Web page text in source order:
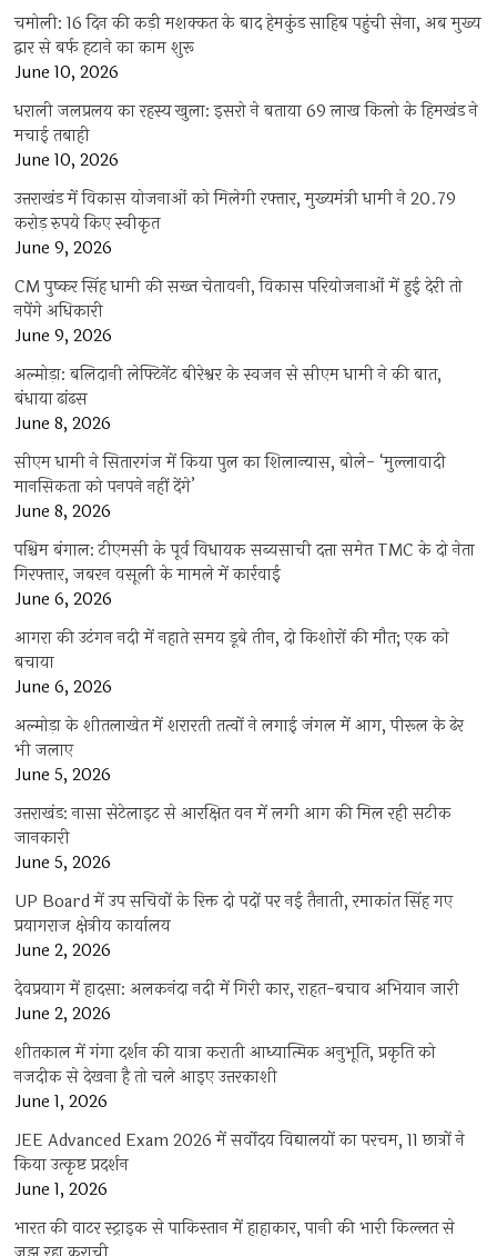
चमोली: 16 दिन की कड़ी मशक्कत के बाद हेमकुंड साहिब पहुंची सेना, अब मुख्य
द्वार से बर्फ हटाने का काम शुरू
June 10, 2026
धराली जलप्रलय का रहस्य खुला: इसरो ने बताया 69 लाख किलो के हिमखंड ने
मचाई तबाही
June 10, 2026
उत्तराखंड में विकास योजनाओं को मिलेगी रफ्तार, मुख्यमंत्री धामी ने 20.79
करोड़ रुपये किए स्वीकृत
June 9, 2026
CM पुष्कर सिंह धामी की सख्त चेतावनी, विकास परियोजनाओं में हुई देरी तो
नपेंगे अधिकारी
June 9, 2026
अल्मोड़ा: बलिदानी लेफ्टिनेंट बीरेश्वर के स्वजन से सीएम धामी ने की बात,
बंधाया ढांढस
June 8, 2026
सीएम धामी ने सितारगंज में किया पुल का शिलान्यास, बोले- ‘मुल्लावादी
मानसिकता को पनपने नहीं देंगे’
June 8, 2026
पश्चिम बंगाल: टीएमसी के पूर्व विधायक सब्यसाची दत्ता समेत TMC के दो नेता
गिरफ्तार, जबरन वसूली के मामले में कार्रवाई
June 6, 2026
आगरा की उटंगन नदी में नहाते समय डूबे तीन, दो किशोरों की मौत; एक को
बचाया
June 6, 2026
अल्मोड़ा के शीतलाखेत में शरारती तत्वों ने लगाई जंगल में आग, पीरूल के ढेर
भी जलाए
June 5, 2026
उत्तराखंड: नासा सेटेलाइट से आरक्षित वन में लगी आग की मिल रही सटीक
जानकारी
June 5, 2026
UP Board में उप सचिवों के रिक्त दो पदों पर नई तैनाती, रमाकांत सिंह गए
प्रयागराज क्षेत्रीय कार्यालय
June 2, 2026
देवप्रयाग में हादसा: अलकनंदा नदी में गिरी कार, राहत-बचाव अभियान जारी
June 2, 2026
शीतकाल में गंगा दर्शन की यात्रा कराती आध्यात्मिक अनुभूति, प्रकृति को
नजदीक से देखना है तो चले आइए उत्तरकाशी
June 1, 2026
JEE Advanced Exam 2026 में सर्वोदय विद्यालयों का परचम, 11 छात्रों ने
किया उत्कृष्ट प्रदर्शन
June 1, 2026
भारत की वाटर स्ट्राइक से पाकिस्तान में हाहाकार, पानी की भारी किल्लत से